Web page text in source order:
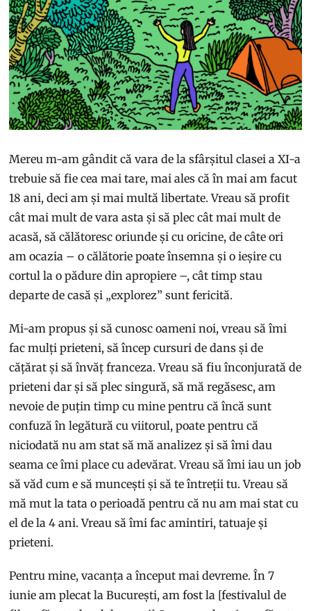
Mereu m-am gândit că vara de la sfârșitul clasei a XI-a
trebuie să fie cea mai tare, mai ales că în mai am facut
18 ani, deci am și mai multă libertate. Vreau să profit
cât mai mult de vara asta și să plec cât mai mult de
acasă, să călătoresc oriunde și cu oricine, de câte ori
am ocazia – o călătorie poate însemna și o ieșire cu
cortul la o pădure din apropiere –, cât timp stau
departe de casă și „explorez” sunt fericită.
Mi-am propus și să cunosc oameni noi, vreau să îmi
fac mulți prieteni, să încep cursuri de dans și de
cățărat și să învăț franceza. Vreau să fiu înconjurată de
prieteni dar și să plec singură, să mă regăsesc, am
nevoie de puțin timp cu mine pentru că încă sunt
confuză în legătură cu viitorul, poate pentru că
niciodată nu am stat să mă analizez și să îmi dau
seama ce îmi place cu adevărat. Vreau să îmi iau un job
să văd cum e să muncești și să te întreții tu. Vreau să
mă mut la tata o perioadă pentru că nu am mai stat cu
el de la 4 ani. Vreau să îmi fac amintiri, tatuaje și
prieteni.
Pentru mine, vacanța a început mai devreme. În 7
iunie am plecat la București, am fost la [festivalul de